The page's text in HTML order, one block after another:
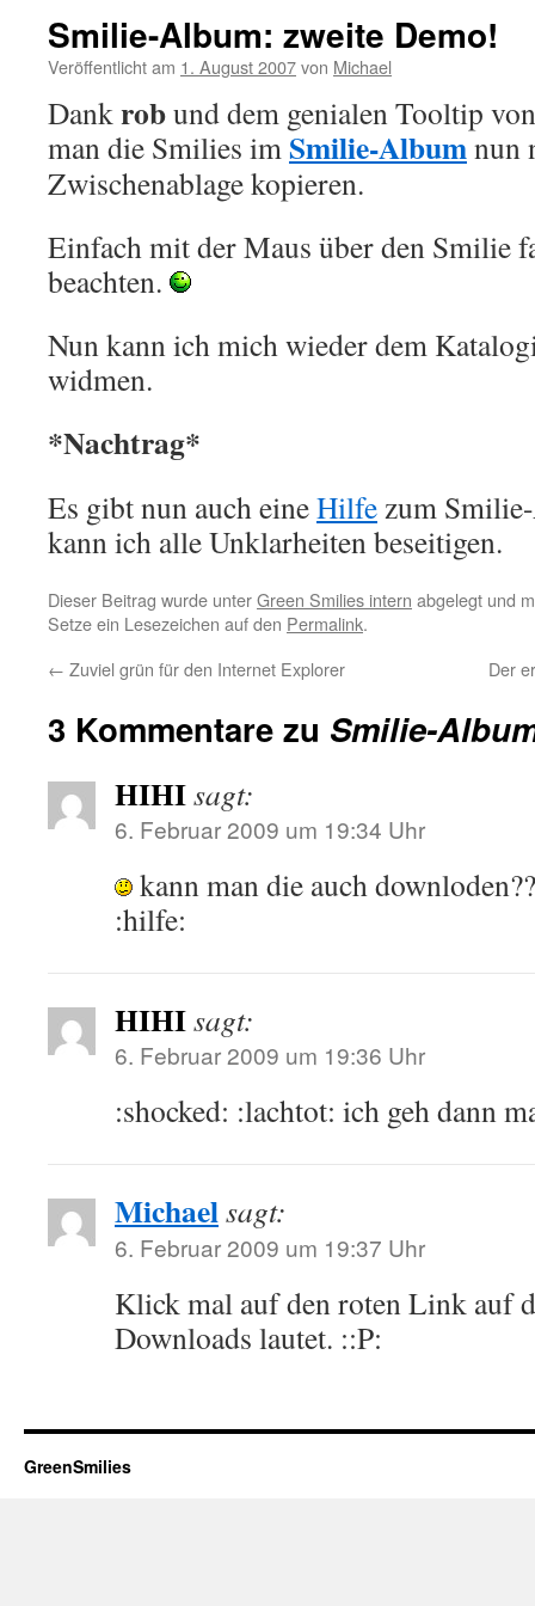
Smilie-Album: zweite Demo!
Veröffentlicht am 1. August 2007von Michael
Dankrobund dem genialen Tooltip
man die Smilies imSmilie-Albumnun
Zwischenablage kopieren.
Einfach mit der Maus über den Smilie
beachten.
Nun kann ich mich wieder dem
widmen.
*Nachtrag*
Es gibt nun auch eineHilfezum
kann ich alle Unklarheiten beseitigen.
Dieser Beitrag wurde unterGreen Smilies intern abgelegt und
Setze ein Lesezeichen auf den Permalink.
← Zuviel grün für den Internet Explorer Der
3 Kommentare zu Smilie-
HIHIsagt:
6. Februar 2009 um 19:34 Uhr
kann man die auch
:hilfe:
HIHIsagt:
6. Februar 2009 um 19:36 Uhr
:shocked: :lachtot: ich geh dann
Michaelsagt:
6. Februar 2009 um 19:37 Uhr
Klick mal auf den roten Link auf
Downloads lautet. ::P:
GreenSmilies